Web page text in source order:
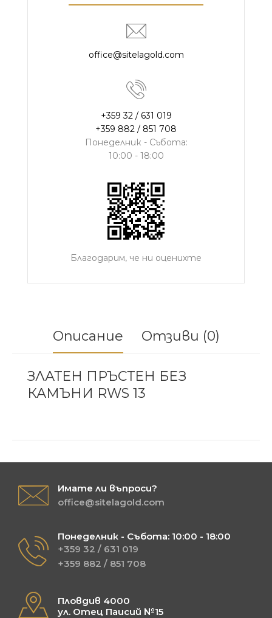
office@sitelagold.com
+359 32 / 631 019
+359 882 / 851 708
Понеделник - Събота:
10:00 - 18:00
Благодарим, че ни оценихте
Описание Отзиви (0)
ЗЛАТЕН ПРЪСТЕН БЕЗ
КАМЪНИ RWS 13
Имате ли въпроси?
office@sitelagold.com
Понеделник - Събота: 10:00 - 18:00
+359 32 / 631 019
+359 882 / 851 708
Пловдив 4000
ул. Отец Паисий №15